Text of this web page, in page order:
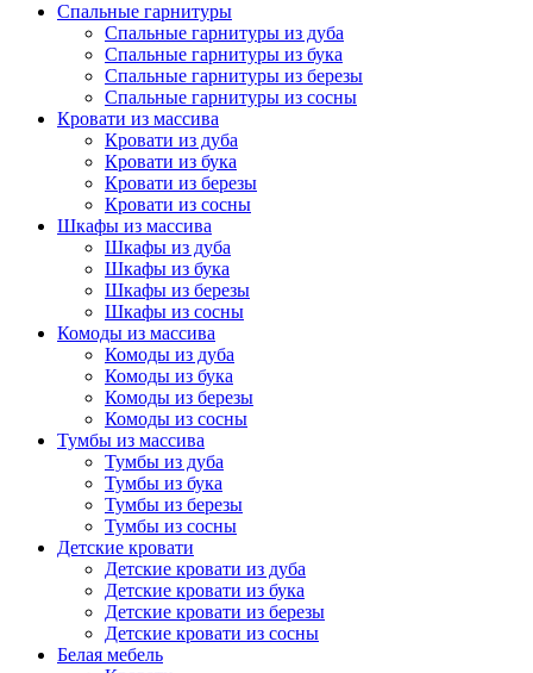
Спальные гарнитуры
Спальные гарнитуры из дуба
Спальные гарнитуры из бука
Спальные гарнитуры из березы
Спальные гарнитуры из сосны
Кровати из массива
Кровати из дуба
Кровати из бука
Кровати из березы
Кровати из сосны
Шкафы из массива
Шкафы из дуба
Шкафы из бука
Шкафы из березы
Шкафы из сосны
Комоды из массива
Комоды из дуба
Комоды из бука
Комоды из березы
Комоды из сосны
Тумбы из массива
Тумбы из дуба
Тумбы из бука
Тумбы из березы
Тумбы из сосны
Детские кровати
Детские кровати из дуба
Детские кровати из бука
Детские кровати из березы
Детские кровати из сосны
Белая мебель